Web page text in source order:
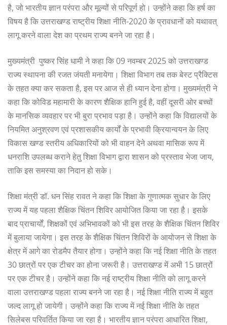
है, जो भारतीय ज्ञान परंपरा और मूल्यों से परिपूर्ण हो। उन्होंने कहा कि हर्ष का
विषय है कि उत्तराखण्ड राष्ट्रीय शिक्षा नीति-2020 के प्रावधानों को यथावत्
लागू करने वाला देश का प्रथम राज्य बनने जा रहा है।
मुख्यमंत्री पुष्कर सिंह धामी ने कहा कि 09 नवम्बर 2025 को उत्तराखण्ड
राज्य स्थापना की रजत जंयती मनायेगा। शिक्षा विभाग तब तक बेस्ट प्रैक्टिस
के तहत क्या कर सकता है, इस पर आज से ही ध्यान देना होगा। मुख्यमंत्री ने
कहा कि कोविड महामारी के कारण शैक्षिक हानि हुई है, वहीं दूसरी ओर बच्चों
के मानसिक व्यवहार पर भी बुरा प्रभाव पड़ा है। उन्होंने कहा कि विद्यालयों के
नियमित अनुश्रवण एवं प्रशासकीय कार्यों के प्रभावी क्रियान्वयन के लिए
विकास खण्ड स्तरीय अधिकारियों को भी वाहन देने अथवा मासिक रूप में
धनराशि उपलब्ध कराने हेतु शिक्षा विभाग द्वारा शासन को प्रस्ताव भेजा जाय,
ताकि इस समस्या का निदान हो सके।
शिक्षा मंत्री डॉ. धन सिंह रावत ने कहा कि शिक्षा के गुणात्मक सुधार के लिए
राज्य में यह पहला शैक्षिक चिंतन शिविर आयोजित किया जा रहा है। इसके
बाद प्राचार्यों, शिक्षकों एवं अभिभावकों को भी इस तरह के शैक्षिक चिंतन शिविर
में बुलाया जायेगा। इस तरह के शैक्षिक चिंतन शिविरों के आयोजन से शिक्षा के
क्षेत्र में आगे का रोडमैप तैयार होगा। उन्होंने कहा कि नई शिक्षा नीति के तहत
30 छात्रों पर एक टीचर का होना जरूरी है। उत्तराखण्ड में अभी 15 छात्रों
पर एक टीचर है। उन्होंने कहा कि नई राष्ट्रीय शिक्षा नीति को लागू करने
वाला उत्तराखण्ड पहला राज्य बनने जा रहा है। नई शिक्षा नीति राज्य में बहुत
जल्द लागू हो जायेगी। उन्होंने कहा कि राज्य में नई शिक्षा नीति के तहत
सिलेबस परिवर्तित किया जा रहा है। भारतीय ज्ञान परंपरा आधारित शिक्षा,